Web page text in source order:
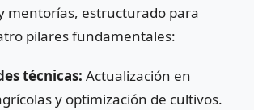
mentorías, estructurado para
pilares fundamentales:
técnicas: Actualización en
y optimización de cultivos.